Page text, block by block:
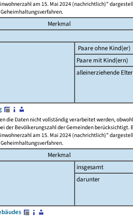
am 15. Mai 2024 (nachrichtlich)"
Merkmal
Paare ohne Kind(er)
Paare mit Kind(ern)
alleinerziehende
die Daten nicht vollständig verarbeitet werden,
der Bevölkerungszahl der Gemeinden
am 15. Mai 2024 (nachrichtlich)"
Merkmal
insgesamt
darunter